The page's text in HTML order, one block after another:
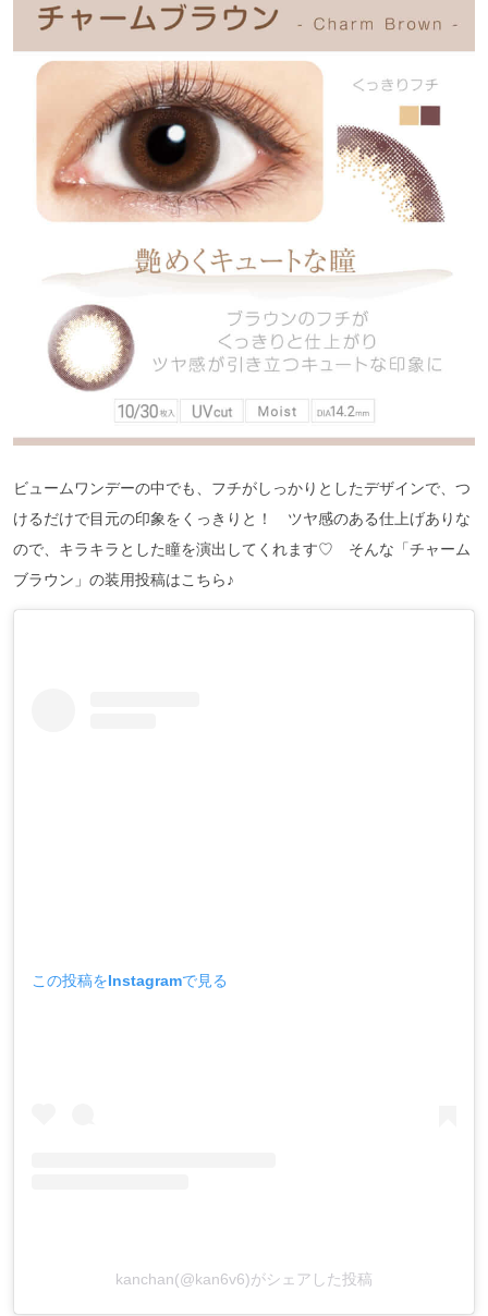
ビュームワンデーの中でも、フチがしっかりとしたデザインで、つ
けるだけで目元の印象をくっきりと！ ツヤ感のある仕上げありな
ので、キラキラとした瞳を演出してくれます♡ そんな「チャーム
ブラウン」の装用投稿はこちら♪
この投稿をInstagramで見る
kanchan(@kan6v6)がシェアした投稿